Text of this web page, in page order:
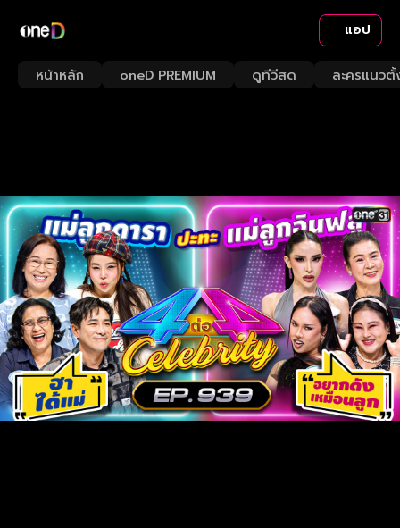
แอป
หน้าหลัก oneD PREMIUM ดูทีวีสด ละครแนวตั้